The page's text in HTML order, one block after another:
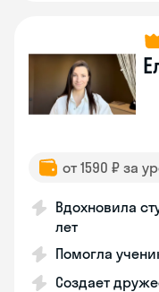
от 1590 ₽ за
Вдохновила
лет
Помогла
Создает